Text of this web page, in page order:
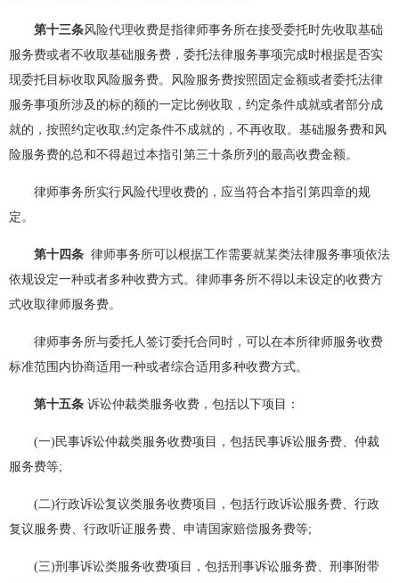
第十三条 风险代理收费是指律师事务所在接受委托时先收取基础
服务费或者不收取基础服务费，委托法律服务事项完成时根据是否实
现委托目标收取风险服务费。风险服务费按照固定金额或者委托法律
服务事项所涉及的标的额的一定比例收取，约定条件成就或者部分成
就的，按照约定收取;约定条件不成就的，不再收取。基础服务费和风
险服务费的总和不得超过本指引第三十条所列的最高收费金额。
律师事务所实行风险代理收费的，应当符合本指引第四章的规
定。
第十四条 律师事务所可以根据工作需要就某类法律服务事项依法
依规设定一种或者多种收费方式。律师事务所不得以未设定的收费方
式收取律师服务费。
律师事务所与委托人签订委托合同时，可以在本所律师服务收费
标准范围内协商适用一种或者综合适用多种收费方式。
第十五条 诉讼仲裁类服务收费，包括以下项目：
(一)民事诉讼仲裁类服务收费项目，包括民事诉讼服务费、仲裁
服务费等;
(二)行政诉讼复议类服务收费项目，包括行政诉讼服务费、行政
复议服务费、行政听证服务费、申请国家赔偿服务费等;
(三)刑事诉讼类服务收费项目，包括刑事诉讼服务费、刑事附带